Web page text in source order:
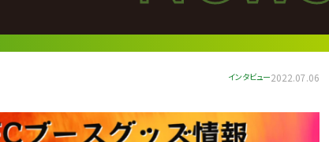
インタビュー2022.07.06